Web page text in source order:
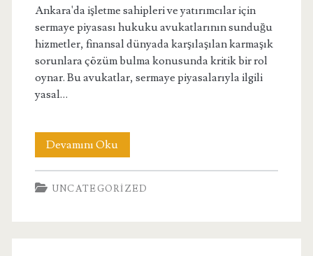
Ankara'da işletme sahipleri ve yatırımcılar için
sermaye piyasası hukuku avukatlarının sunduğu
hizmetler, finansal dünyada karşılaşılan karmaşık
sorunlara çözüm bulma konusunda kritik bir rol
oynar. Bu avukatlar, sermaye piyasalarıyla ilgili
yasal…
Devamını OkuAnkarada
Sermaye
Piyasası
UNCATEGORIZED